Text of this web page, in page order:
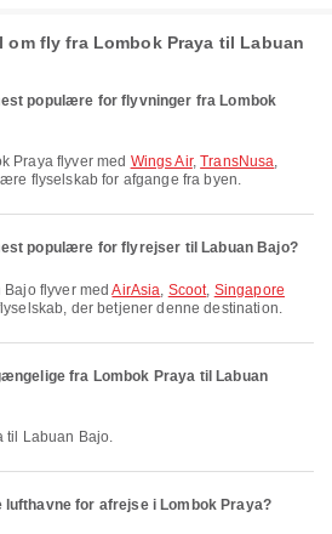
fly fra Lombok Praya til Labuan
populære for flyvninger fra Lombok
Praya flyver med Wings Air,TransNusa,
flyselskab for afgange fra byen.
populære for flyrejser til Labuan Bajo?
Bajo flyver medAirAsia, Scoot, Singapore
der betjener denne destination.
fra Lombok Praya til Labuan
til Labuan Bajo.
for afrejse i Lombok Praya?